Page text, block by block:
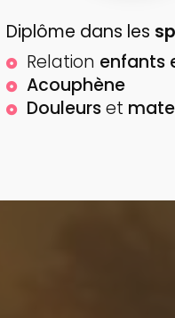
Diplôme dans les
Relation enfants
Acouphène
Douleurset